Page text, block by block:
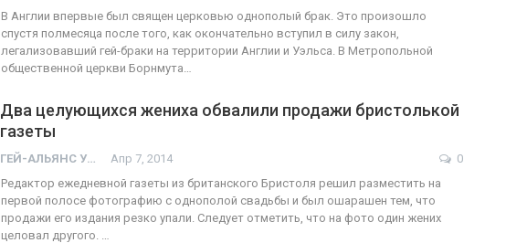
В Англии впервые был священ церковью однополый брак. Это произошло
спустя полмесяца после того, как окончательно вступил в силу закон,
легализовавший гей-браки на территории Англии и Уэльса. В Метропольной
общественной церкви Борнмута…
Два целующихся жениха обвалили продажи бристолькой
газеты
ГЕЙ-АЛЬЯНС УКРАИНА Апр 7, 2014
0
Редактор ежедневной газеты из британского Бристоля решил разместить на
первой полосе фотографию с однополой свадьбы и был ошарашен тем, что
продажи его издания резко упали. Следует отметить, что на фото один жених
целовал другого. …